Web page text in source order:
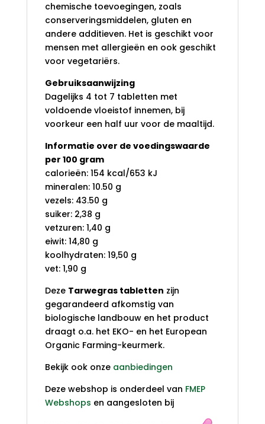
chemische toevoegingen, zoals
conserveringsmiddelen, gluten en
andere additieven. Het is geschikt voor
mensen met allergieën en ook geschikt
voor vegetariërs.
Gebruiksaanwijzing
Dagelijks 4 tot 7 tabletten met
voldoende vloeistof innemen, bij
voorkeur een half uur voor de maaltijd.
Informatie over de voedingswaarde
per 100 gram
calorieën: 154 kcal/653 kJ
mineralen: 10.50 g
vezels: 43.50 g
suiker: 2,38 g
vetzuren: 1,40 g
eiwit: 14,80 g
koolhydraten: 19,50 g
vet: 1,90 g
Deze Tarwegras tabletten zijn
gegarandeerd afkomstig van
biologische landbouw en het product
draagt o.a. het EKO- en het European
Organic Farming-keurmerk.
Bekijk ook onze aanbiedingen
Deze webshop is onderdeel van FMEP
Webshops en aangesloten bij